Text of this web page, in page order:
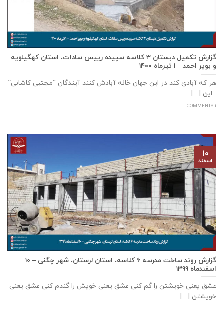
گزارش تکمیل دبستان ۳ کلاسه سپيده رييس سادات، استان كهگيلويه
و بوير احمد – ۱ تیرماه ۱۴۰۰
هر که آبادی کند در این جهان خانه آبادش کنند آیندگان “مجتبی کاشانی”
این [...]
1 COMMENTS
گزارش روند ساخت مدرسه ٦ كلاسه، استان لرستان، شهر چگنی – ۱۰
اسفندماه ۱۳۹۹
عشق يعنی خويشتن را گم كنی عشق يعنی خويش را گندم كنی عشق يعنی
خويشتن [...]
۱۰
اسفند